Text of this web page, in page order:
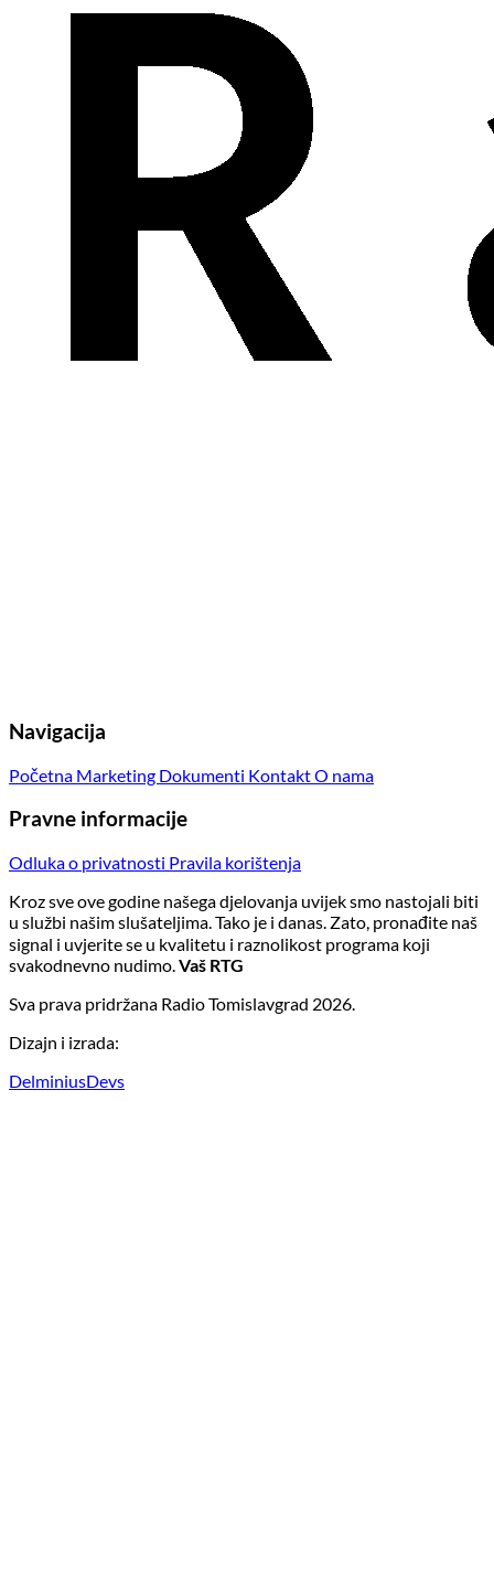
Navigacija
Početna Marketing Dokumenti KontaktO nama
Pravne informacije
Odluka o privatnosti Pravila korištenja
Kroz sve ove godine našega djelovanja uvijek smo nastojali biti
u službi našim slušateljima. Tako je i danas. Zato, pronađite naš
signal i uvjerite se u kvalitetu i raznolikost programa koji
svakodnevno nudimo.Vaš RTG
Sva prava pridržana Radio Tomislavgrad 2026.
Dizajn i izrada:
DelminiusDevs